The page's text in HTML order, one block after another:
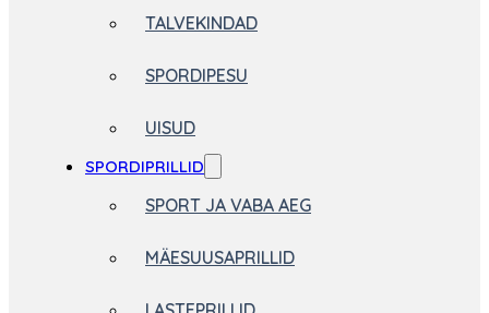
TALVEKINDAD
SPORDIPESU
UISUD
SPORDIPRILLID
SPORT JA VABA AEG
MÄESUUSAPRILLID